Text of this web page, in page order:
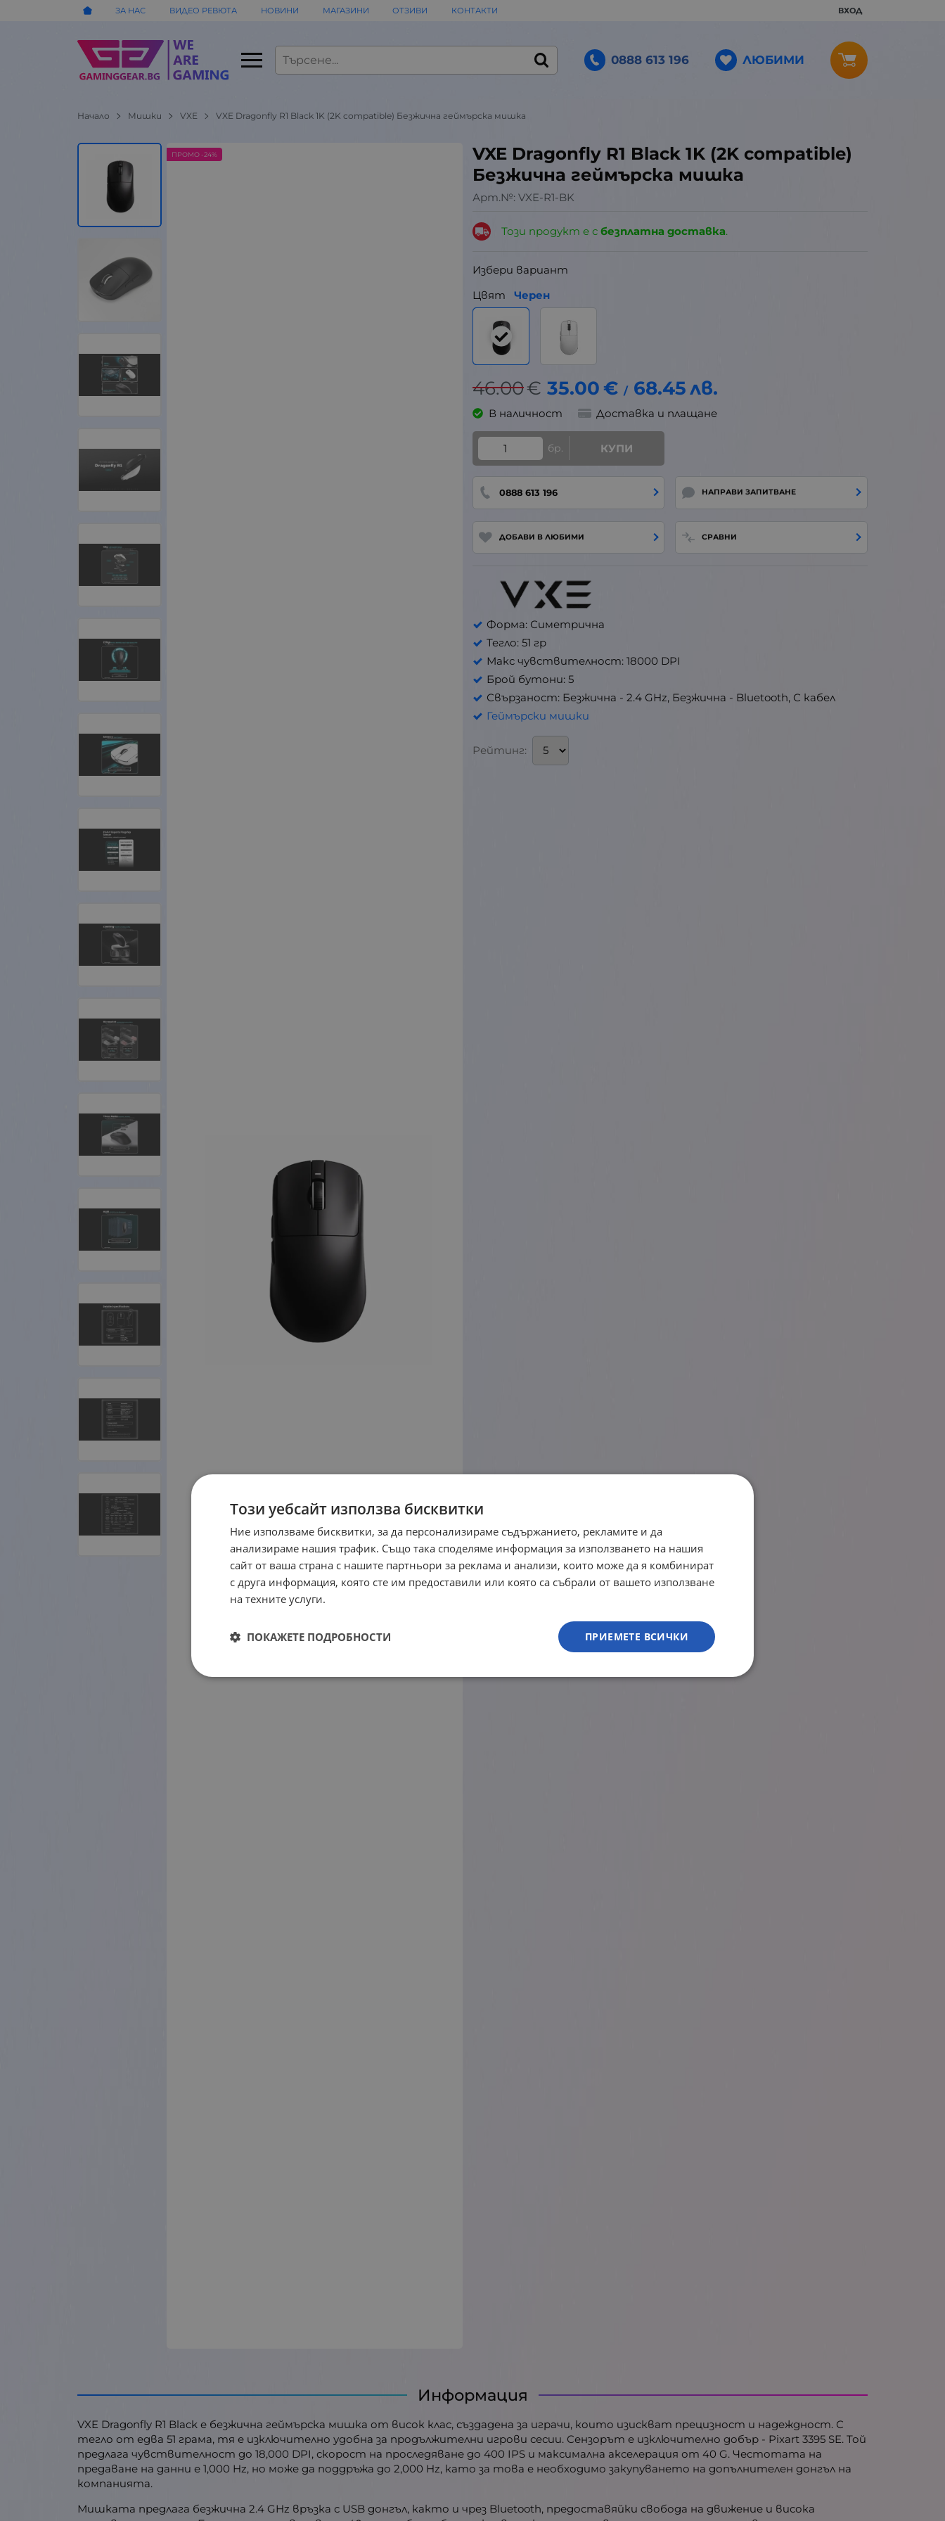
ЗА НАС ВИДЕО РЕВЮТА НОВИНИ МАГАЗИНИ ОТЗИВИ КОНТАКТИ ВХОД
0888 613 196 ЛЮБИМИ
Начало Мишки VXE VXE Dragonfly R1 Black 1K (2K compatible) Безжична геймърска мишка
VXE Dragonfly R1 Black 1K (2K compatible)
Безжична геймърска мишка
Арт.№: VXE-R1-BK
ПРОМО -24%
Този продукт е сбезплатна доставка.
Избери вариант
Цвят
Черен
46.00€ 35.00€ / 68.45лв.
В наличност Доставка и плащане
бр. КУПИ
0888 613 196 НАПРАВИ ЗАПИТВАНЕ
ДОБАВИ В ЛЮБИМИ СРАВНИ
Форма: Симетрична
Тегло: 51 гр
Макс чувствителност: 18000 DPI
Брой бутони: 5
Свързаност: Безжична - 2.4 GHz, Безжична - Bluetooth, С кабел
Геймърски мишки
Рейтинг:
Информация
VXE Dragonfly R1 Black е безжична геймърска мишка от висок клас, създадена за играчи, които изискват прецизност и надеждност. С
тегло от едва 51 грама, тя е изключително удобна за продължителни игрови сесии. Сензорът е изключително добър - Pixart 3395 SE. Той
предлага чувствителност до 18,000 DPI, скорост на проследяване до 400 IPS и максимална акселерация от 40 G. Честотата на
предаване на данни е 1,000 Hz, но може да поддръжа до 2,000 Hz, като за това е необходимо закупуването на допълнителен донгъл на
компанията.
Мишката предлага безжична 2.4 GHz връзка с USB донгъл, както и чрез Bluetooth, предоставяйки свобода на движение и висока
Този уебсайт използва бисквитки
Ние използваме бисквитки, за да персонализираме съдържанието, рекламите и да
анализираме нашия трафик. Също така споделяме информация за използването на нашия
сайт от ваша страна с нашите партньори за реклама и анализи, които може да я комбинират
с друга информация, която сте им предоставили или която са събрали от вашето използване
на техните услуги.
ПРИЕМЕТЕ ВСИЧКИ
ПОКАЖЕТЕ ПОДРОБНОСТИ